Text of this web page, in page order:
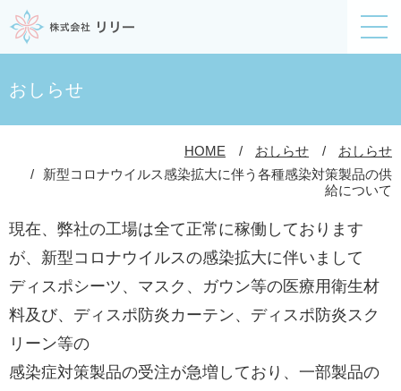
おしらせ
HOME おしらせ
おしらせ
新型コロナウイルス感染拡大に伴う各種感染対策製品の供
給について
現在、弊社の工場は全て正常に稼働しております
が、新型コロナウイルスの感染拡大に伴いまして
ディスポシーツ、マスク、ガウン等の医療用衛生材
料及び、ディスポ防炎カーテン、ディスポ防炎スク
リーン等の
感染症対策製品の受注が急増しており、一部製品の